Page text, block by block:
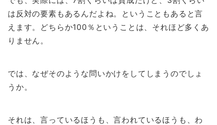
は反対の要素もあるんだよね。ということもあると言
えます。どちらか100％ということは、それほど多くあ
りません。
では、なぜそのような問いかけをしてしまうのでしょ
うか。
それは、言っているほうも、言われているほうも、わ